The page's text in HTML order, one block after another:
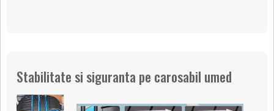
Stabilitate si siguranta pe carosabil umed